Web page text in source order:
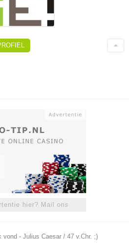
hier? Mail ons
vond - Julius Caesar / 47 v.Chr. ;)